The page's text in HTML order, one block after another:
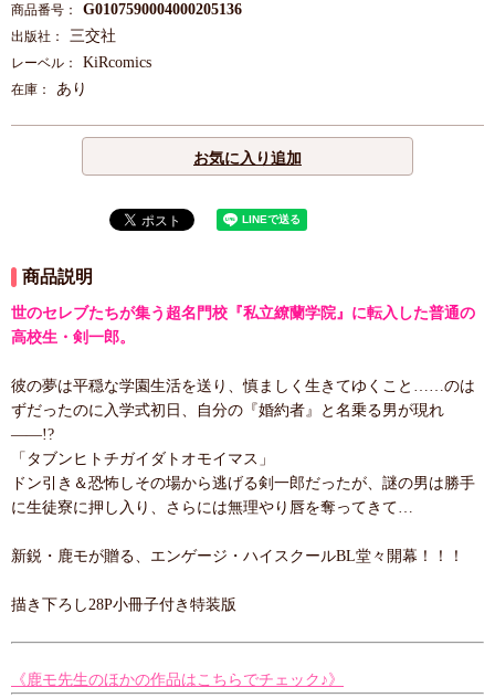
商品番号： G0107590004000205136
出版社： 三交社
レーベル： KiRcomics
在庫： あり
お気に入り追加
商品説明
世のセレブたちが集う超名門校『私立繚蘭学院』に転入した普通の
高校生・剣一郎。
彼の夢は平穏な学園生活を送り、慎ましく生きてゆくこと……のは
ずだったのに入学式初日、自分の『婚約者』と名乗る男が現れ
――!?
「タブンヒトチガイダトオモイマス」
ドン引き＆恐怖しその場から逃げる剣一郎だったが、謎の男は勝手
に生徒寮に押し入り、さらには無理やり唇を奪ってきて…
新鋭・鹿モが贈る、エンゲージ・ハイスクールBL堂々開幕！！！
描き下ろし28P小冊子付き特装版
《鹿モ先生のほかの作品はこちらでチェック♪》